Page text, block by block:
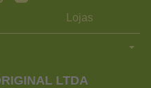
Lojas
LTDA